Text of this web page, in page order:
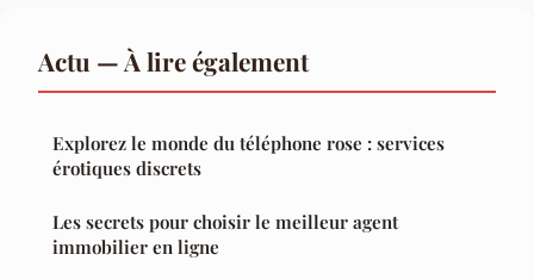
Actu — À lire également
Explorez le monde du téléphone rose : services
érotiques discrets
Les secrets pour choisir le meilleur agent
immobilier en ligne